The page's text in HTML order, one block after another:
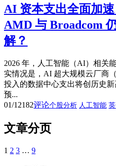
AI 资本支出全面加速
AMD 与 Broadcom
解？
2026 年，人工智能（AI）相关
实情况是，AI 超大规模云厂商
投入的数据中心支出将创历史
预...
01/12182评论个股分析 人工智能
文章分页
1 2 3 … 9